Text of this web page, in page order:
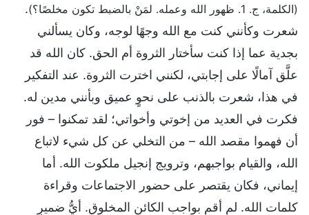
(الكلمة، ج. 1. ظهور الله وعمله. لمَنْ بالضبط تكون مخلصًا؟)
.
شعرت وكأنني كنت مع الله وجهًا لوجه، وكان يسألني
بجدية عما إذا كنت سأختار الثروة أم الحق. كان الله قد
علَّق آمالًا على إجابتي، لكنني اخترت الثروة. عند التفكير
في هذا، شعرت بالذنب على نحوٍ عميق وبأنني مدين له.
فكرت في العديد من إخوتي وأخواتي؛ لقد تمكنوا – فور
أن فهموا مقصد الله – من التخلي عن كل شيء لاتباع
الله، والقيام بواجبهم، وترويج إنجيل ملكوت الله. أما
إيماني، فكان يقتصر على حضور الاجتماعات وقراءة
كلمات الله. لم أقم بواجب الكائن المخلوق. أيُّ ضميرٍ